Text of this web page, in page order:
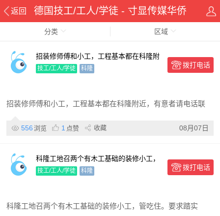
返回 德国技工/工人/学徒 - 寸显传媒华侨
分类 区域
招装修师傅和小工，工程基本都在科隆附
近，有意者请电话联系
技工/工人/学徒 科隆 拨打电话
招装修师傅和小工，工程基本都在科隆附近，有意者请电话联
556 浏览 1 点赞 收藏 08月07日
科隆工地召两个有木工基础的装修小工，
管吃住。要求踏实肯干，动手能力强，摸
技工/工人/学徒 科隆 拨打电话
科隆工地召两个有木工基础的装修小工，管吃住。要求踏实